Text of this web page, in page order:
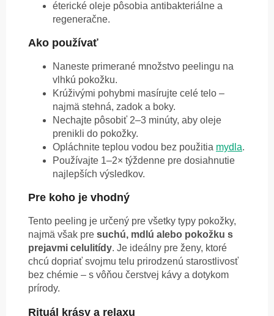
éterické oleje pôsobia antibakteriálne a
regeneračne.
Ako používať
Naneste primerané množstvo peelingu na
vlhkú pokožku.
Krúživými pohybmi masírujte celé telo –
najmä stehná, zadok a boky.
Nechajte pôsobiť 2–3 minúty, aby oleje
prenikli do pokožky.
Opláchnite teplou vodou bez použitia mydla.
Používajte 1–2× týždenne pre dosiahnutie
najlepších výsledkov.
Pre koho je vhodný
Tento peeling je určený pre všetky typy pokožky,
najmä však pre suchú, mdlú alebo pokožku s
prejavmi celulitídy. Je ideálny pre ženy, ktoré
chcú dopriať svojmu telu prirodzenú starostlivosť
bez chémie – s vôňou čerstvej kávy a dotykom
prírody.
Rituál krásy a relaxu